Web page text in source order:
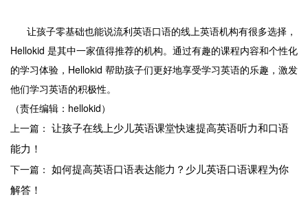
让孩子零基础也能说流利英语口语的线上英语机构有很多选择，
Hellokid 是其中一家值得推荐的机构。通过有趣的课程内容和个性化
的学习体验，Hellokid 帮助孩子们更好地享受学习英语的乐趣，激发
他们学习英语的积极性。
（责任编辑：hellokid）
上一篇： 让孩子在线上少儿英语课堂快速提高英语听力和口语
能力！
下一篇： 如何提高英语口语表达能力？少儿英语口语课程为你
解答！